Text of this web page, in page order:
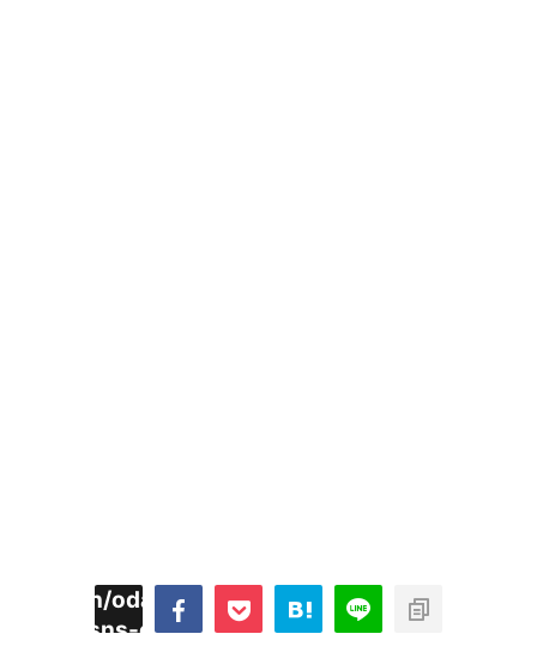
odaiji.com/public_html/blog/wp-
sns-count-cache/sns-count-